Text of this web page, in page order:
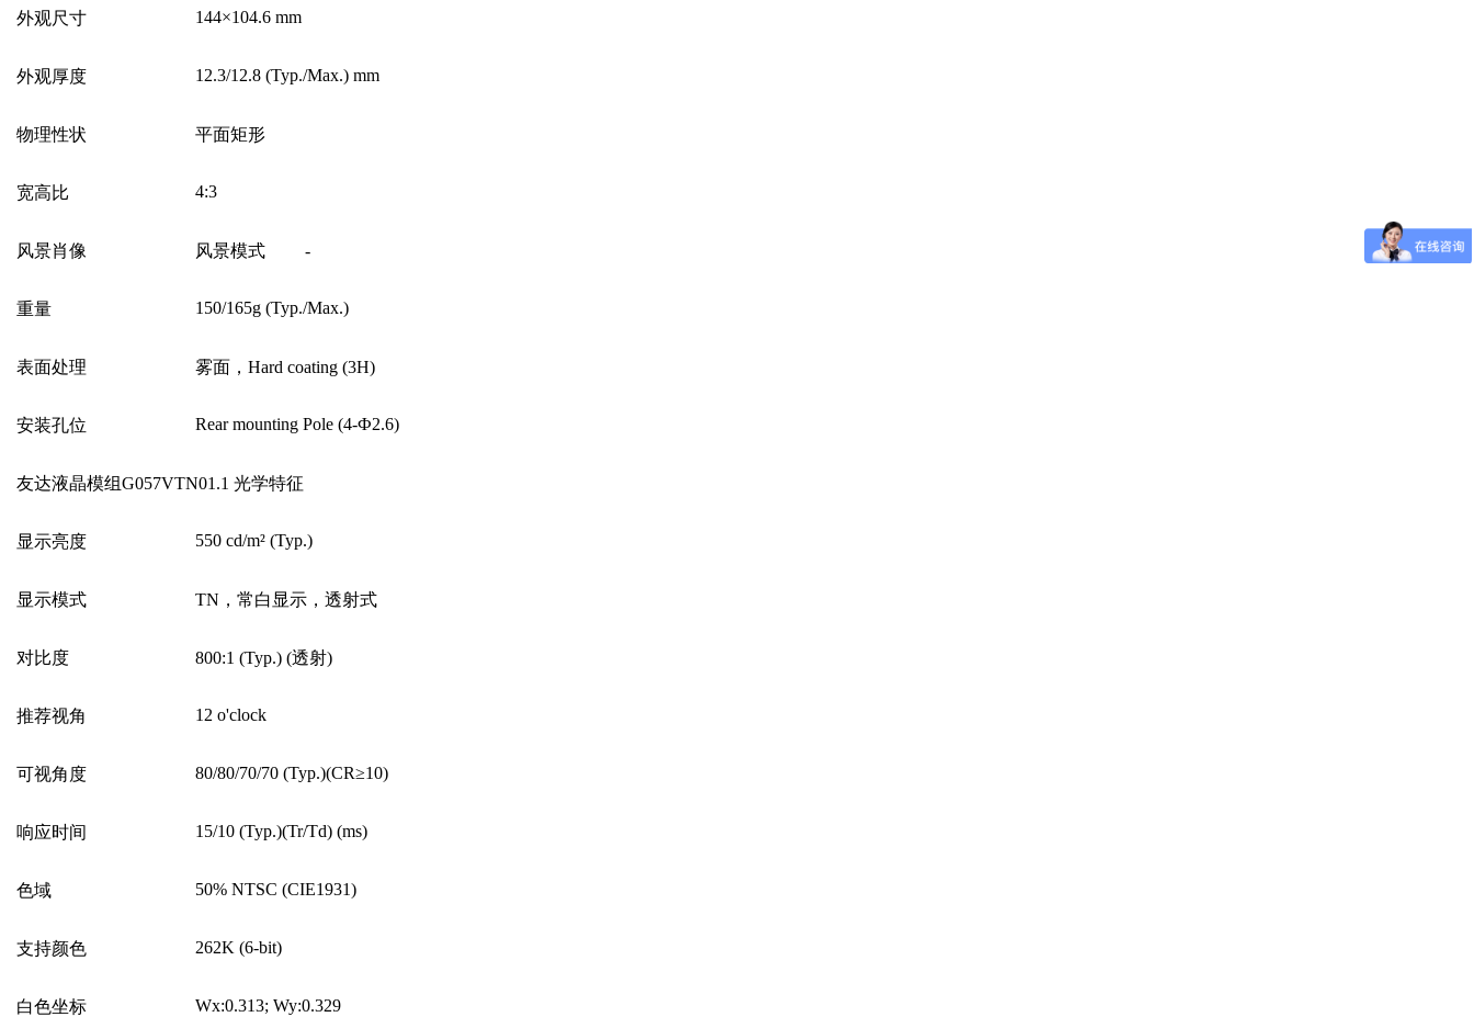
外观尺寸 144×104.6 mm
外观厚度 12.3/12.8 (Typ./Max.) mm
物理性状 平面矩形
宽高比 4:3
风景肖像 风景模式 -
重量 150/165g (Typ./Max.)
表面处理 雾面， Hard coating (3H)
安装孔位 Rear mounting Pole (4-Ф2.6)
友达液晶模组G057VTN01.1 光学特征
显示亮度 550 cd/m² (Typ.)
显示模式 TN ，常白显示，透射式
对比度 800:1 (Typ.) (透射)
推荐视角 12 o'clock
可视角度 80/80/70/70 (Typ.)(CR≥10)
响应时间 15/10 (Typ.)(Tr/Td) (ms)
色域 50% NTSC (CIE1931)
支持颜色 262K (6-bit)
白色坐标 Wx:0.313; Wy:0.329